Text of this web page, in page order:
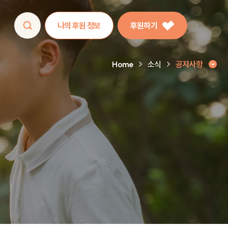
나의 후원 정보 후원하기
Home 소식 공지사항